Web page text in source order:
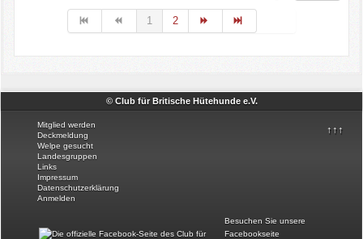
1 2
© Club für Britische Hütehunde e.V.
↑↑↑
Mitglied werden
Deckmeldung
Welpe gesucht
Landesgruppen
Links
Impressum
Datenschutzerklärung
Anmelden
Besuchen Sie unsere
Facebookseite